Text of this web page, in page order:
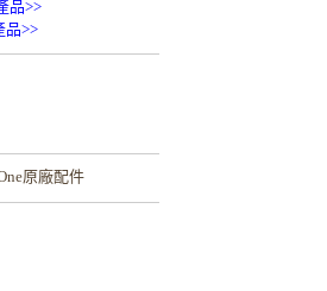
品>>
品>>
原廠配件